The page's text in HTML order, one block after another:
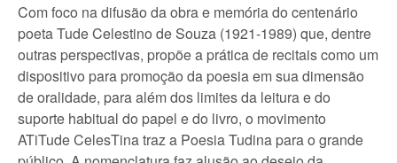
Com foco na difusão da obra e memória do centenário
poeta Tude Celestino de Souza (1921-1989) que, dentre
outras perspectivas, propõe a prática de recitais como um
dispositivo para promoção da poesia em sua dimensão
de oralidade, para além dos limites da leitura e do
suporte habitual do papel e do livro, o movimento
ATiTude CelesTina traz a Poesia Tudina para o grande